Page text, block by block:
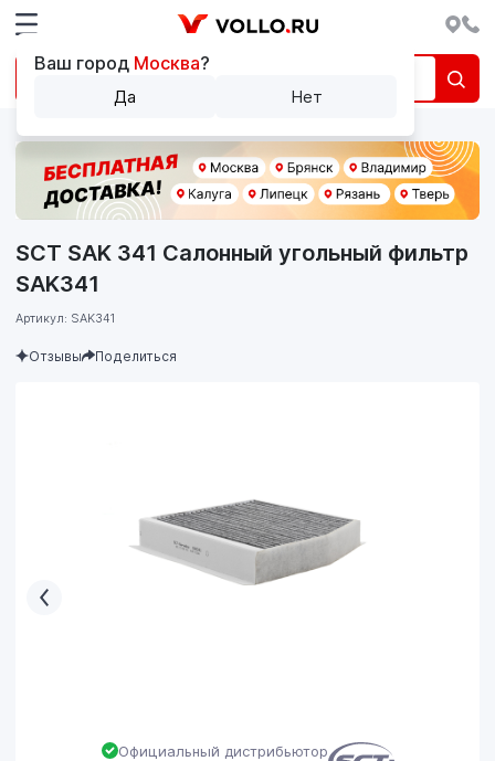
Официальный дистрибьютор
SCT SAK 341 Салонный угольный фильтр
SAK341
Артикул: SAK341
Отзывы Поделиться
Ваш город Москва?
Да Нет